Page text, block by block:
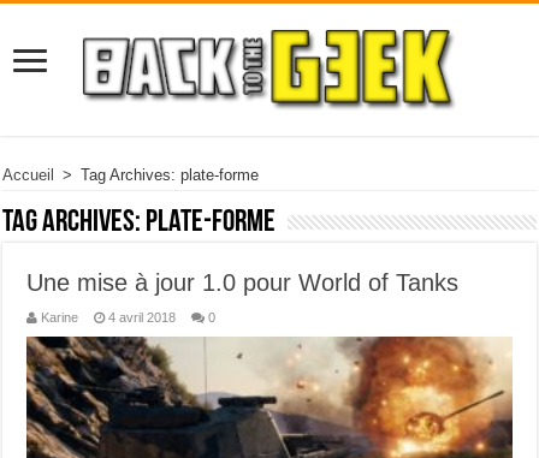
Accueil > Tag Archives: plate-forme
Tag Archives: plate-forme
Une mise à jour 1.0 pour World of Tanks
Karine 4 avril 2018 0